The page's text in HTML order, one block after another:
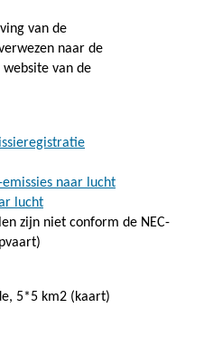
van de
naar de
van de
naar lucht
lucht
zijn niet conform de NEC-
5*5 km2 (kaart)